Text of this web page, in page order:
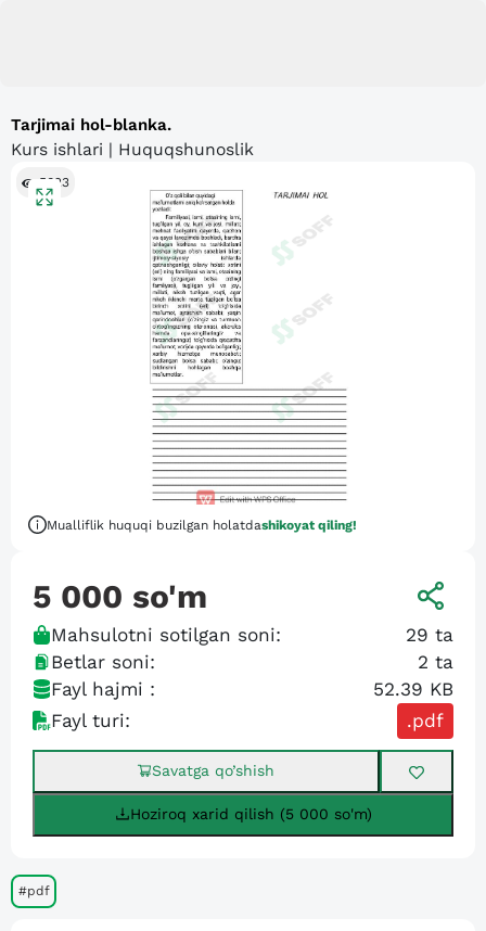
Tarjimai hol-blanka.
Kurs ishlari | Huquqshunoslik
5023
Mualliflik huquqi buzilgan holatdashikoyat qiling!
5 000 so'm
Mahsulotni sotilgan soni: 29 ta
Betlar soni:
2 ta
Fayl hajmi :
52.39 KB
Fayl turi:
.pdf
Savatga qo’shish
Hoziroq xarid qilish (5 000 so'm)
#pdf